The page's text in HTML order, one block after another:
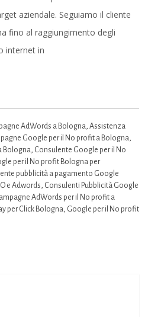
aziendale. Seguiamo il cliente
fino al raggiungimento degli
internet in
AdWords a Bologna, Assistenza
Google per il No profit a Bologna,
Bologna, Consulente Google per il No
per il No profit Bologna per
pubblicità a pagamento Google
e Adwords, Consulenti Pubblicità Google
AdWords per il No profit a
per Click Bologna, Google per il No profit